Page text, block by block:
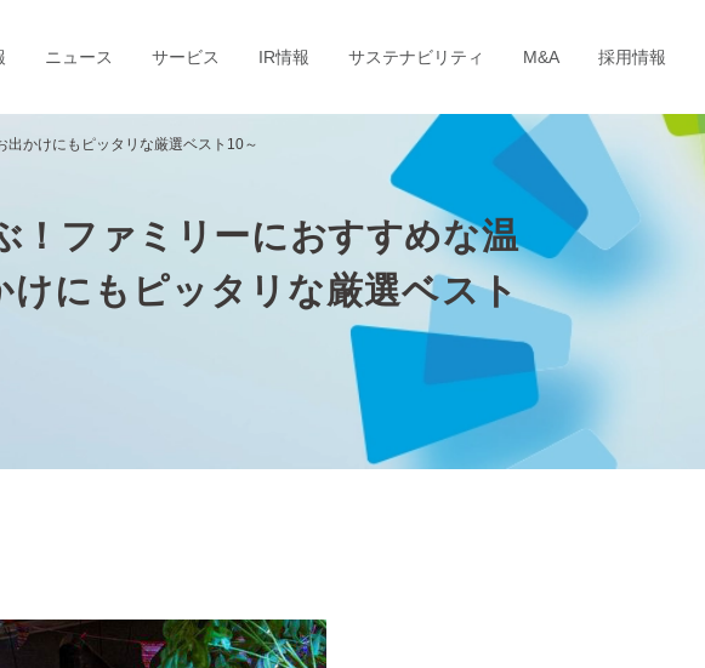
ニュース サービス IR情報 サステナビリティ M&A 採用情報
出かけにもピッタリな厳選ベスト10～
！ファミリーにおすすめな温
けにもピッタリな厳選ベスト